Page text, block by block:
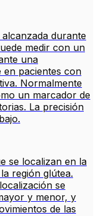
durante
medir con un
una
en pacientes con
Normalmente
un marcador de
La precisión
se localizan en la
región glútea.
se
y menor, y
de las